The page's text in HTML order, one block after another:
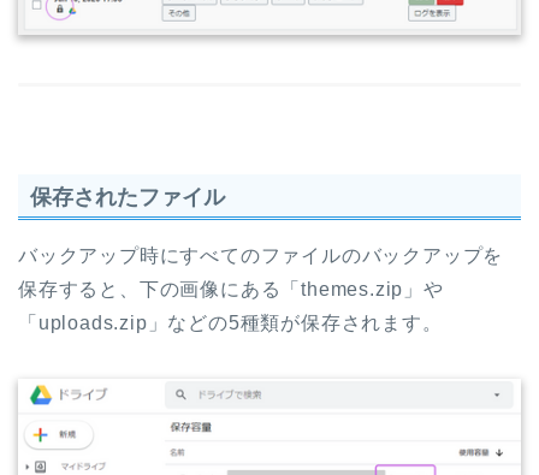
保存されたファイル
バックアップ時にすべてのファイルのバックアップを
保存すると、下の画像にある「themes.zip」や
「uploads.zip」などの5種類が保存されます。